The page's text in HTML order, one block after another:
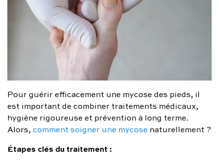
Pour guérir efficacement une mycose des pieds, il
est important de combiner traitements médicaux,
hygiène rigoureuse et prévention à long terme.
Alors, comment soigner une mycose naturellement ?
Étapes clés du traitement :